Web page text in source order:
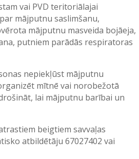
vai PVD teritoriālajai
mājputnu saslimšanu,
mājputnu masveida bojāeja,
putniem parādās respiratoras
nepiekļūst mājputnu
mītnē vai norobežotā
lai mājputnu barībai un
beigtiem savvaļas
atbildētāju 67027402 vai